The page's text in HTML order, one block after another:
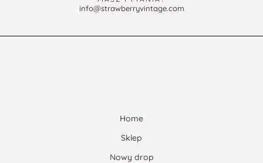
info@strawberryvintage.com
Home
Sklep
Nowy drop